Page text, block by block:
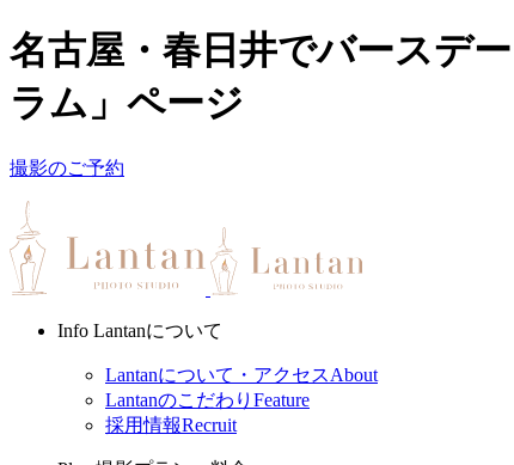
名古屋・春日井でバースデ
ラム」ページ
撮影のご予約
Info Lantanについて
Lantanについて・アクセスAbout
Lantanのこだわり Feature
採用情報Recruit